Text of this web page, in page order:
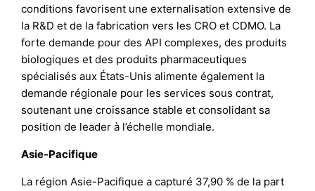
conditions favorisent une externalisation extensive de
la R&D et de la fabrication vers les CRO et CDMO. La
forte demande pour des API complexes, des produits
biologiques et des produits pharmaceutiques
spécialisés aux États-Unis alimente également la
demande régionale pour les services sous contrat,
soutenant une croissance stable et consolidant sa
position de leader à l’échelle mondiale.
Asie-Pacifique
La région Asie-Pacifique a capturé 37,90 % de la part